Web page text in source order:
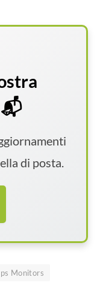
di posta.
Monitors